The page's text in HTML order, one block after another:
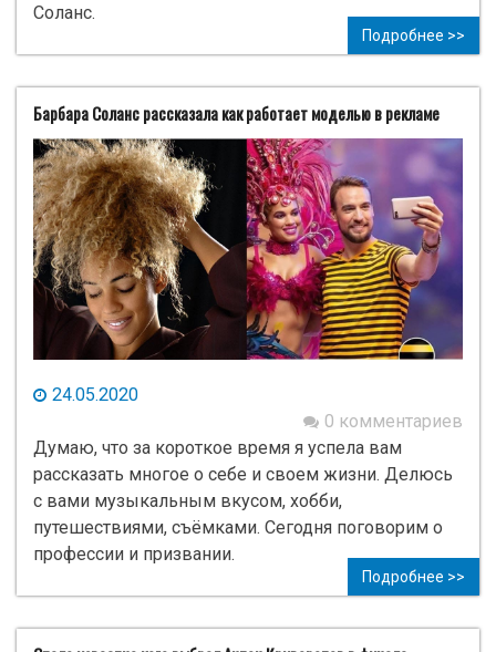
Соланс.
Подробнее >>
Барбара Соланс рассказала как работает моделью в рекламе
24.05.2020
0 комментариев
Думаю, что за короткое время я успела вам
рассказать многое о себе и своем жизни. Делюсь
с вами музыкальным вкусом, хобби,
путешествиями, съёмками. Сегодня поговорим о
профессии и призвании.
Подробнее >>